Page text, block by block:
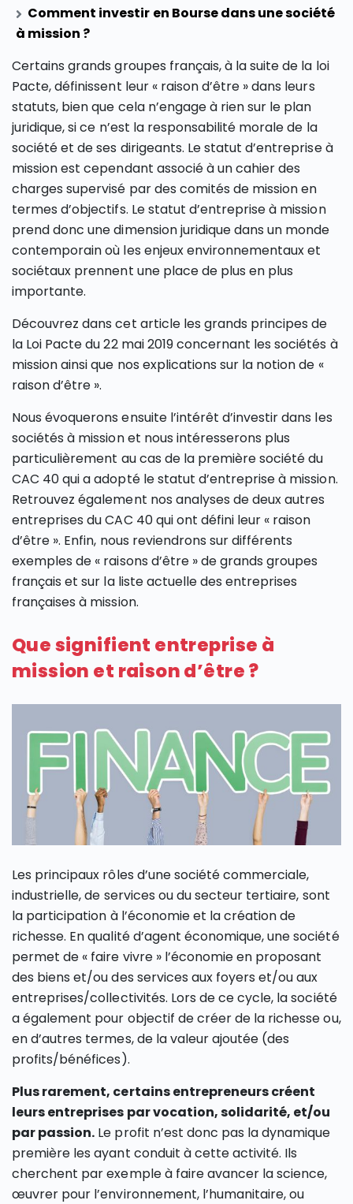
Comment investir en Bourse dans une société
à mission ?
Certains grands groupes français, à la suite de la loi
Pacte, définissent leur « raison d’être » dans leurs
statuts, bien que cela n’engage à rien sur le plan
juridique, si ce n’est la responsabilité morale de la
société et de ses dirigeants. Le statut d’entreprise à
mission est cependant associé à un cahier des
charges supervisé par des comités de mission en
termes d’objectifs. Le statut d’entreprise à mission
prend donc une dimension juridique dans un monde
contemporain où les enjeux environnementaux et
sociétaux prennent une place de plus en plus
importante.
Découvrez dans cet article les grands principes de
la Loi Pacte du 22 mai 2019 concernant les sociétés à
mission ainsi que nos explications sur la notion de «
raison d’être ».
Nous évoquerons ensuite l’intérêt d’investir dans les
sociétés à mission et nous intéresserons plus
particulièrement au cas de la première société du
CAC 40 qui a adopté le statut d’entreprise à mission.
Retrouvez également nos analyses de deux autres
entreprises du CAC 40 qui ont défini leur « raison
d’être ». Enfin, nous reviendrons sur différents
exemples de « raisons d’être » de grands groupes
français et sur la liste actuelle des entreprises
françaises à mission.
Que signifient entreprise à
mission et raison d’être ?
Les principaux rôles d’une société commerciale,
industrielle, de services ou du secteur tertiaire, sont
la participation à l’économie et la création de
richesse. En qualité d’agent économique, une société
permet de « faire vivre » l’économie en proposant
des biens et/ou des services aux foyers et/ou aux
entreprises/collectivités. Lors de ce cycle, la société
a également pour objectif de créer de la richesse ou,
en d’autres termes, de la valeur ajoutée (des
profits/bénéfices).
Plus rarement, certains entrepreneurs créent
leurs entreprises par vocation, solidarité, et/ou
par passion. Le profit n’est donc pas la dynamique
première les ayant conduit à cette activité. Ils
cherchent par exemple à faire avancer la science,
œuvrer pour l’environnement, l’humanitaire, ou